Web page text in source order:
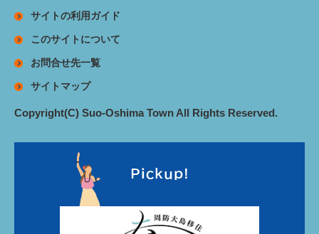
サイトの利用ガイド
このサイトについて
お問合せ先一覧
サイトマップ
Copyright(C) Suo-Oshima Town All Rights Reserved.